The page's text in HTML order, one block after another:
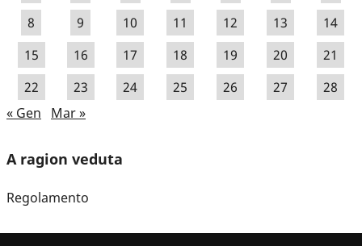
8
9 10 11 12 13
14
15
16 17 18 19 20
21
22
23 24 25 26 27
28
« Gen
Mar »
A ragion veduta
Regolamento